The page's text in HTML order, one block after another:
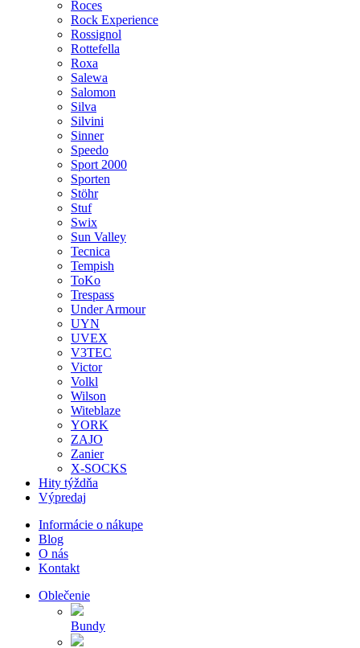
Roces
Rock Experience
Rossignol
Rottefella
Roxa
Salewa
Salomon
Silva
Silvini
Sinner
Speedo
Sport 2000
Sporten
Stöhr
Stuf
Swix
Sun Valley
Tecnica
Tempish
ToKo
Trespass
Under Armour
UYN
UVEX
V3TEC
Victor
Volkl
Wilson
Witeblaze
YORK
ZAJO
Zanier
X-SOCKS
Hity týždňa
Výpredaj
Informácie o nákupe
Blog
O nás
Kontakt
Oblečenie
Bundy